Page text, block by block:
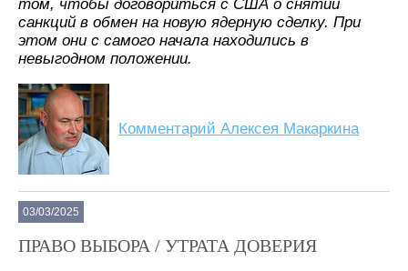
том, чтобы договориться с США о снятии
санкций в обмен на новую ядерную сделку. При
этом они с самого начала находились в
невыгодном положении.
Комментарий Алексея Макаркина
03/03/2025
ПРАВО ВЫБОРА / УТРАТА ДОВЕРИЯ